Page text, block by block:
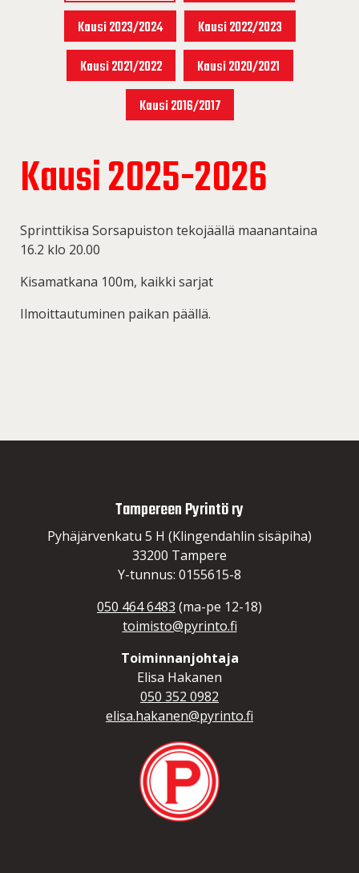
Kausi 2023/2024
Kausi 2022/2023
Kausi 2021/2022
Kausi 2020/2021
Kausi 2016/2017
Kausi 2025-2026
Sprinttikisa Sorsapuiston tekojäällä maanantaina
16.2 klo 20.00
Kisamatkana 100m, kaikki sarjat
Ilmoittautuminen paikan päällä.
Tampereen Pyrintö ry
Pyhäjärvenkatu 5 H (Klingendahlin sisäpiha)
33200 Tampere
Y-tunnus: 0155615-8
050 464 6483 (ma-pe 12-18)
toimisto@pyrinto.fi
Toiminnanjohtaja
Elisa Hakanen
050 352 0982
elisa.hakanen@pyrinto.fi